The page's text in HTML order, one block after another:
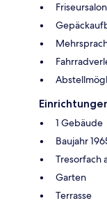
Friseursalon
1 Gebäude
Baujahr
Tresorfach
Garten
Terrasse